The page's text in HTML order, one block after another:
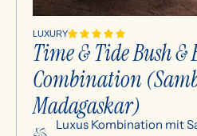
LUXURY
Time & Tide Bush &
Combination
Madagaskar)
Luxus Kombination mit